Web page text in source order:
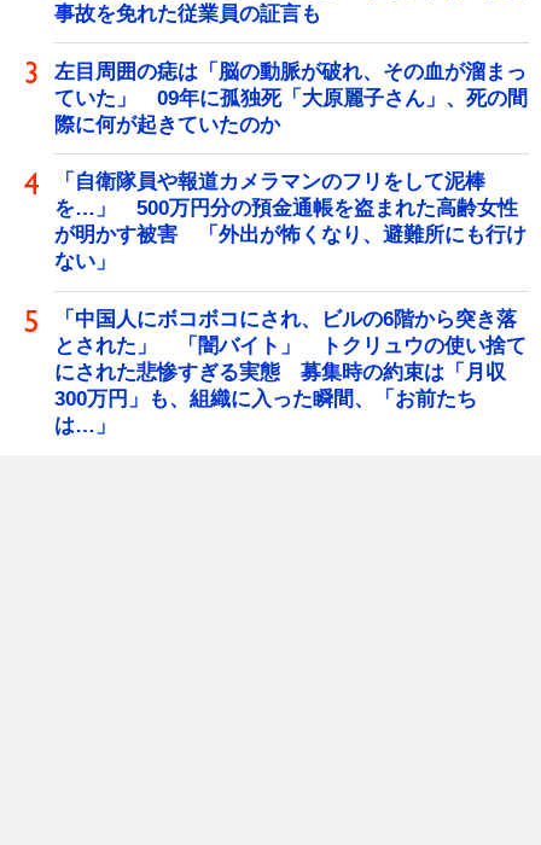
事故を免れた従業員の証言も
左目周囲の痣は「脳の動脈が破れ、その血が溜まっ
ていた」 09年に孤独死「大原麗子さん」、死の間
際に何が起きていたのか
「自衛隊員や報道カメラマンのフリをして泥棒
を…」 500万円分の預金通帳を盗まれた高齢女性
が明かす被害 「外出が怖くなり、避難所にも行け
ない」
「中国人にボコボコにされ、ビルの6階から突き落
とされた」 「闇バイト」 トクリュウの使い捨て
にされた悲惨すぎる実態 募集時の約束は「月収
300万円」も、組織に入った瞬間、「お前たち
は…」